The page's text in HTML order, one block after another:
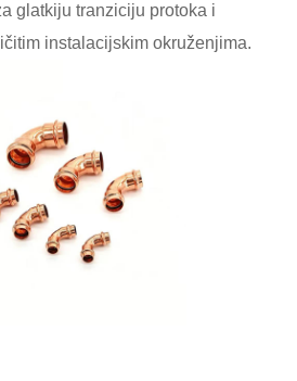
glatkiju tranziciju protoka i
instalacijskim okruženjima.